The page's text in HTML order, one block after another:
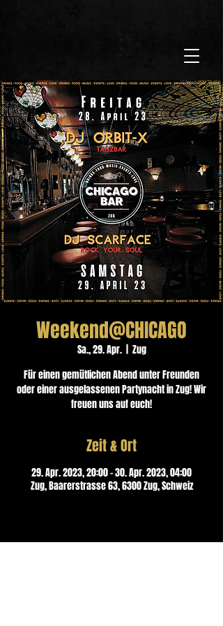
Weekend@CHICAGO
Sa., 29. Apr.
  |
Zug
Für einen gemütlichen Abend unter Freunden
oder einer ausgelassenen Partynacht in Zug! Wir
freuen uns auf euch!
Zeit & Ort
29. Apr. 2023, 20:00 – 30. Apr. 2023, 04:00
Zug, Baarerstrasse 63, 6300 Zug, Schweiz